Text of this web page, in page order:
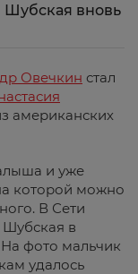
Шубская вновь
Овечкин стал
американских
и уже
которой можно
В Сети
Шубская в
фото мальчик
удалось